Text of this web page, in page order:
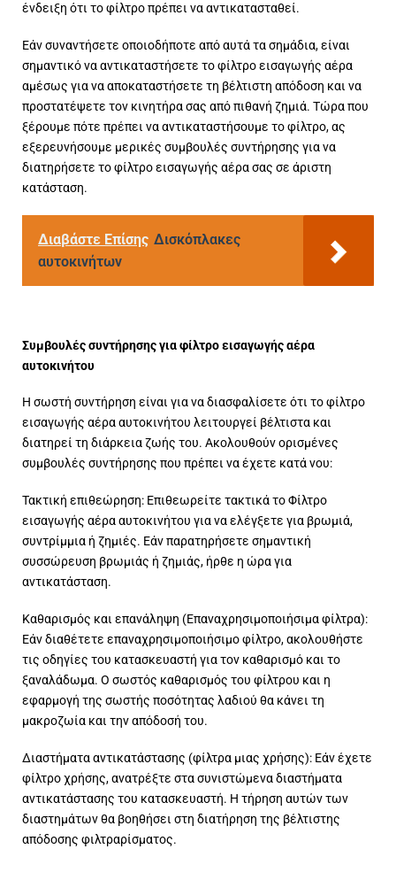
ένδειξη ότι το φίλτρο πρέπει να αντικατασταθεί.
Εάν συναντήσετε οποιοδήποτε από αυτά τα σημάδια, είναι
σημαντικό να αντικαταστήσετε το φίλτρο εισαγωγής αέρα
αμέσως για να αποκαταστήσετε τη βέλτιστη απόδοση και να
προστατέψετε τον κινητήρα σας από πιθανή ζημιά. Τώρα που
ξέρουμε πότε πρέπει να αντικαταστήσουμε το φίλτρο, ας
εξερευνήσουμε μερικές συμβουλές συντήρησης για να
διατηρήσετε το φίλτρο εισαγωγής αέρα σας σε άριστη
κατάσταση.
Διαβάστε Επίσης Δισκόπλακες
αυτοκινήτων
Συμβουλές συντήρησης για φίλτρο εισαγωγής αέρα
αυτοκινήτου
Η σωστή συντήρηση είναι για να διασφαλίσετε ότι το φίλτρο
εισαγωγής αέρα αυτοκινήτου λειτουργεί βέλτιστα και
διατηρεί τη διάρκεια ζωής του. Ακολουθούν ορισμένες
συμβουλές συντήρησης που πρέπει να έχετε κατά νου:
Τακτική επιθεώρηση: Επιθεωρείτε τακτικά το Φίλτρο
εισαγωγής αέρα αυτοκινήτου για να ελέγξετε για βρωμιά,
συντρίμμια ή ζημιές. Εάν παρατηρήσετε σημαντική
συσσώρευση βρωμιάς ή ζημιάς, ήρθε η ώρα για
αντικατάσταση.
Καθαρισμός και επανάληψη (Επαναχρησιμοποιήσιμα φίλτρα):
Εάν διαθέτετε επαναχρησιμοποιήσιμο φίλτρο, ακολουθήστε
τις οδηγίες του κατασκευαστή για τον καθαρισμό και το
ξαναλάδωμα. Ο σωστός καθαρισμός του φίλτρου και η
εφαρμογή της σωστής ποσότητας λαδιού θα κάνει τη
μακροζωία και την απόδοσή του.
Διαστήματα αντικατάστασης (φίλτρα μιας χρήσης): Εάν έχετε
φίλτρο χρήσης, ανατρέξτε στα συνιστώμενα διαστήματα
αντικατάστασης του κατασκευαστή. Η τήρηση αυτών των
διαστημάτων θα βοηθήσει στη διατήρηση της βέλτιστης
απόδοσης φιλτραρίσματος.